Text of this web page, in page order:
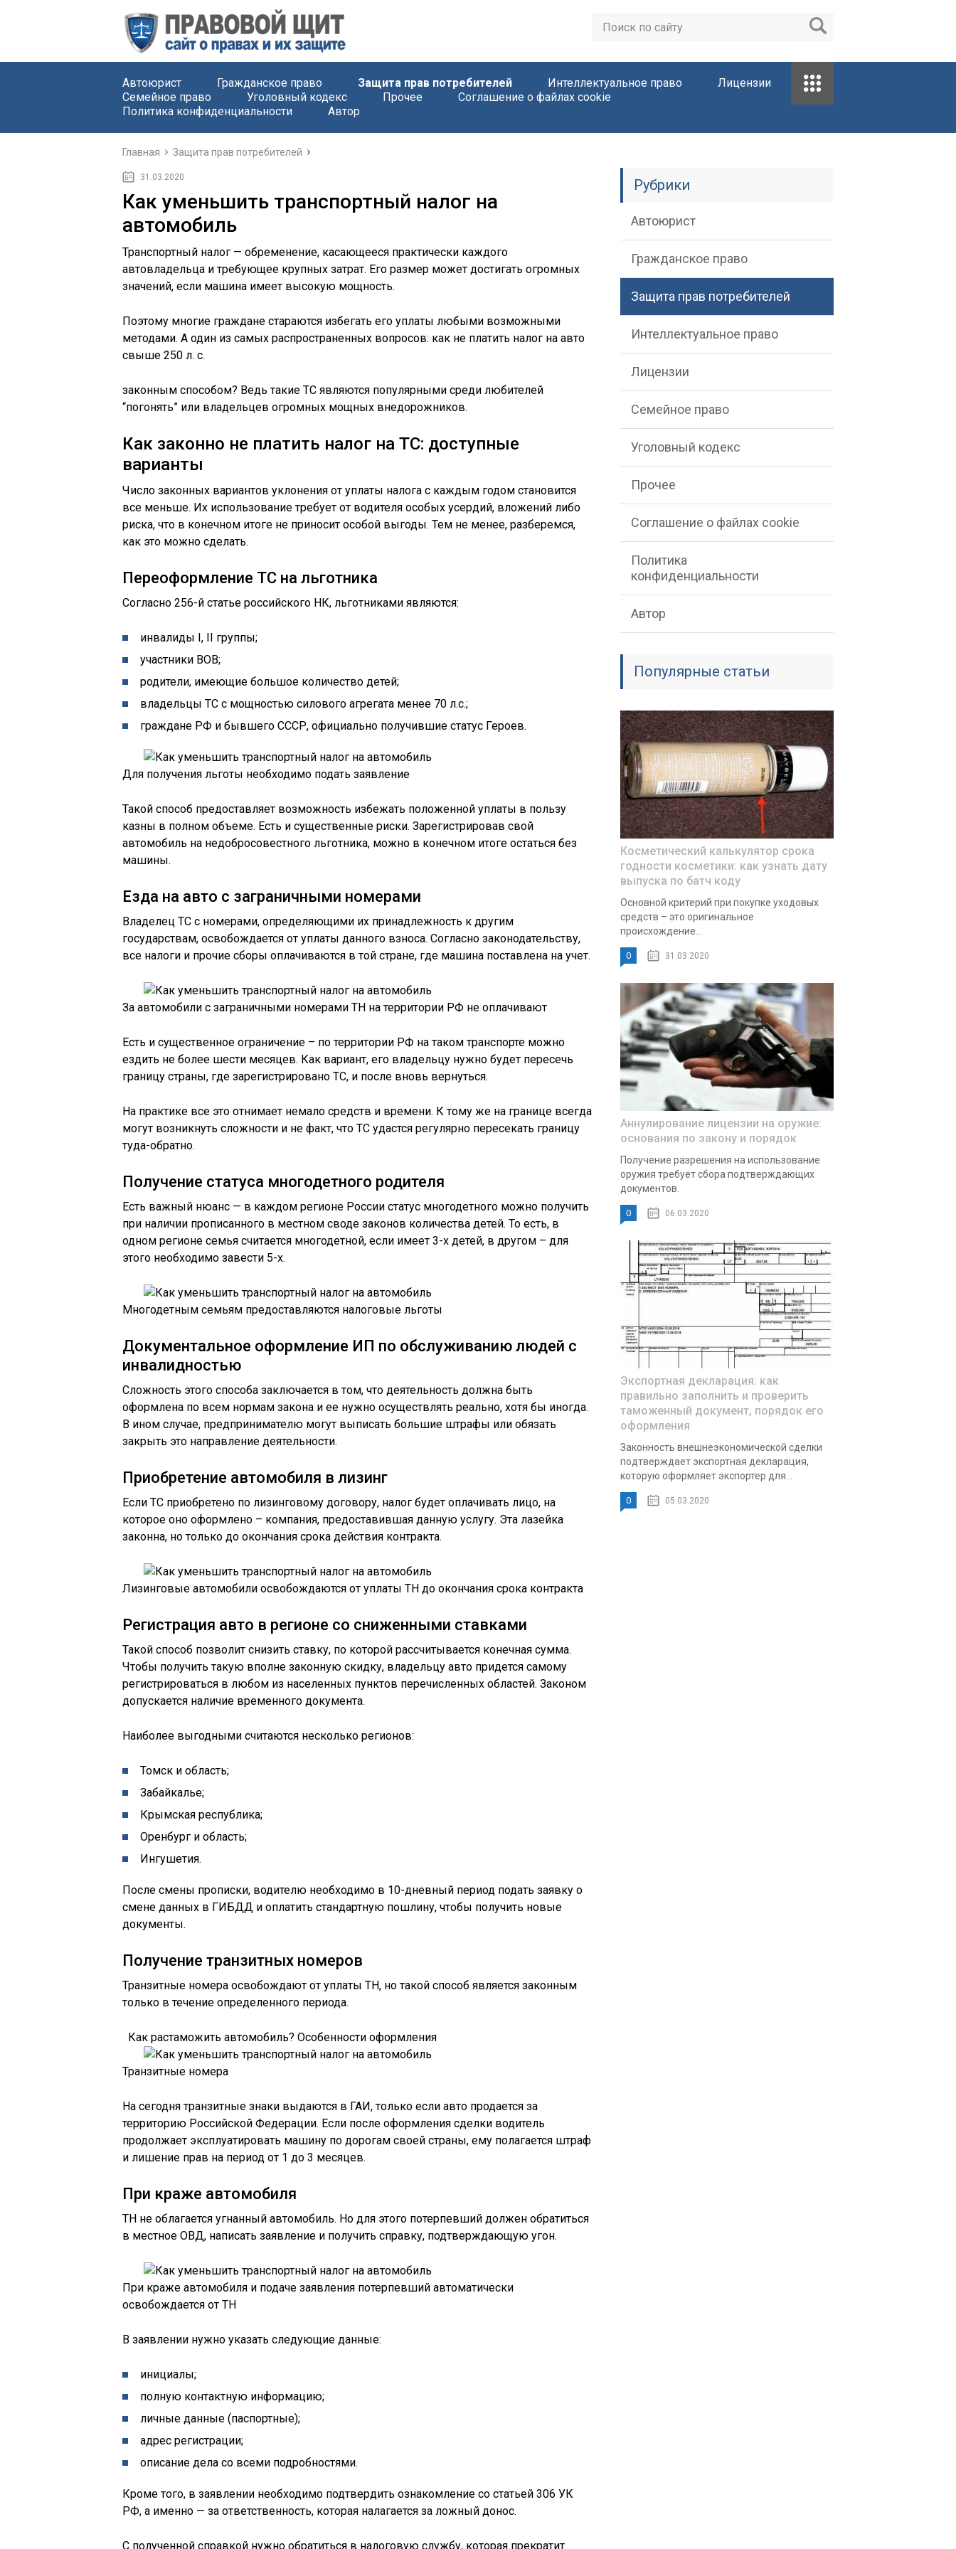
Автоюрист Гражданское право Защита прав потребителей Интеллектуальное право
Лицензии
Семейное право
Уголовный кодекс Прочее
Соглашение о файлах cookie
Политика конфиденциальности
Автор
Главная Защита прав потребителей
31.03.2020
Как уменьшить транспортный налог на
автомобиль
Транспортный налог — обременение, касающееся практически каждого
автовладельца и требующее крупных затрат. Его размер может достигать огромных
значений, если машина имеет высокую мощность.
Поэтому многие граждане стараются избегать его уплаты любыми возможными
методами. А один из самых распространенных вопросов: как не платить налог на авто
свыше 250 л. с.
законным способом? Ведь такие ТС являются популярными среди любителей
“погонять” или владельцев огромных мощных внедорожников.
Как законно не платить налог на ТС: доступные
варианты
Число законных вариантов уклонения от уплаты налога с каждым годом становится
все меньше. Их использование требует от водителя особых усердий, вложений либо
риска, что в конечном итоге не приносит особой выгоды. Тем не менее, разберемся,
как это можно сделать.
Переоформление ТС на льготника
Согласно 256-й статье российского НК, льготниками являются:
инвалиды I, II группы;
участники ВОВ;
родители, имеющие большое количество детей;
владельцы ТС с мощностью силового агрегата менее 70 л.с.;
граждане РФ и бывшего СССР, официально получившие статус Героев.
Для получения льготы необходимо подать заявление
Такой способ предоставляет возможность избежать положенной уплаты в пользу
казны в полном объеме. Есть и существенные риски. Зарегистрировав свой
автомобиль на недобросовестного льготника, можно в конечном итоге остаться без
машины.
Езда на авто с заграничными номерами
Владелец ТС с номерами, определяющими их принадлежность к другим
государствам, освобождается от уплаты данного взноса. Согласно законодательству,
все налоги и прочие сборы оплачиваются в той стране, где машина поставлена на учет.
За автомобили с заграничными номерами ТН на территории РФ не оплачивают
Есть и существенное ограничение – по территории РФ на таком транспорте можно
ездить не более шести месяцев. Как вариант, его владельцу нужно будет пересечь
границу страны, где зарегистрировано ТС, и после вновь вернуться.
На практике все это отнимает немало средств и времени. К тому же на границе всегда
могут возникнуть сложности и не факт, что ТС удастся регулярно пересекать границу
туда-обратно.
Получение статуса многодетного родителя
Есть важный нюанс — в каждом регионе России статус многодетного можно получить
при наличии прописанного в местном своде законов количества детей. То есть, в
одном регионе семья считается многодетной, если имеет 3-х детей, в другом – для
этого необходимо завести 5-х.
Многодетным семьям предоставляются налоговые льготы
Документальное оформление ИП по обслуживанию людей с
инвалидностью
Сложность этого способа заключается в том, что деятельность должна быть
оформлена по всем нормам закона и ее нужно осуществлять реально, хотя бы иногда.
В ином случае, предпринимателю могут выписать большие штрафы или обязать
закрыть это направление деятельности.
Приобретение автомобиля в лизинг
Если ТС приобретено по лизинговому договору, налог будет оплачивать лицо, на
которое оно оформлено – компания, предоставившая данную услугу. Эта лазейка
законна, но только до окончания срока действия контракта.
Лизинговые автомобили освобождаются от уплаты ТН до окончания срока контракта
Регистрация авто в регионе со сниженными ставками
Такой способ позволит снизить ставку, по которой рассчитывается конечная сумма.
Чтобы получить такую вполне законную скидку, владельцу авто придется самому
регистрироваться в любом из населенных пунктов перечисленных областей. Законом
допускается наличие временного документа.
Наиболее выгодными считаются несколько регионов:
Томск и область;
Забайкалье;
Крымская республика;
Оренбург и область;
Ингушетия.
После смены прописки, водителю необходимо в 10-дневный период подать заявку о
смене данных в ГИБДД и оплатить стандартную пошлину, чтобы получить новые
документы.
Получение транзитных номеров
Транзитные номера освобождают от уплаты ТН, но такой способ является законным
только в течение определенного периода.
Как растаможить автомобиль? Особенности оформления
Транзитные номера
На сегодня транзитные знаки выдаются в ГАИ, только если авто продается за
территорию Российской Федерации. Если после оформления сделки водитель
продолжает эксплуатировать машину по дорогам своей страны, ему полагается штраф
и лишение прав на период от 1 до 3 месяцев.
При краже автомобиля
ТН не облагается угнанный автомобиль. Но для этого потерпевший должен обратиться
в местное ОВД, написать заявление и получить справку, подтверждающую угон.
При краже автомобиля и подаче заявления потерпевший автоматически
освобождается от ТН
В заявлении нужно указать следующие данные:
инициалы;
полную контактную информацию;
личные данные (паспортные);
адрес регистрации;
описание дела со всеми подробностями.
Кроме того, в заявлении необходимо подтвердить ознакомление со статьей 306 УК
РФ, а именно — за ответственность, которая налагается за ложный донос.
С полученной справкой нужно обратиться в налоговую службу, которая прекратит
Рубрики
Автоюрист
Гражданское право
Защита прав потребителей
Интеллектуальное право
Лицензии
Семейное право
Уголовный кодекс
Прочее
Соглашение о файлах cookie
Политика
конфиденциальности
Автор
Популярные статьи
Косметический калькулятор срока
годности косметики: как узнать дату
выпуска по батч коду
Основной критерий при покупке уходовых
средств – это оригинальное
происхождение...
0 31.03.2020
Аннулирование лицензии на оружие:
основания по закону и порядок
Получение разрешения на использование
оружия требует сбора подтверждающих
документов.
0 06.03.2020
Экспортная декларация: как
правильно заполнить и проверить
таможенный документ, порядок его
оформления
Законность внешнеэкономической сделки
подтверждает экспортная декларация,
которую оформляет экспортер для...
0 05.03.2020